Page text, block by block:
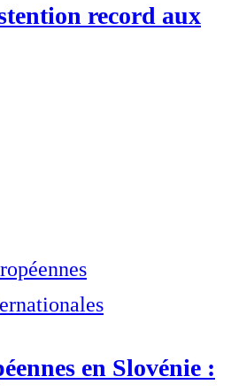
record aux
en Slovénie :